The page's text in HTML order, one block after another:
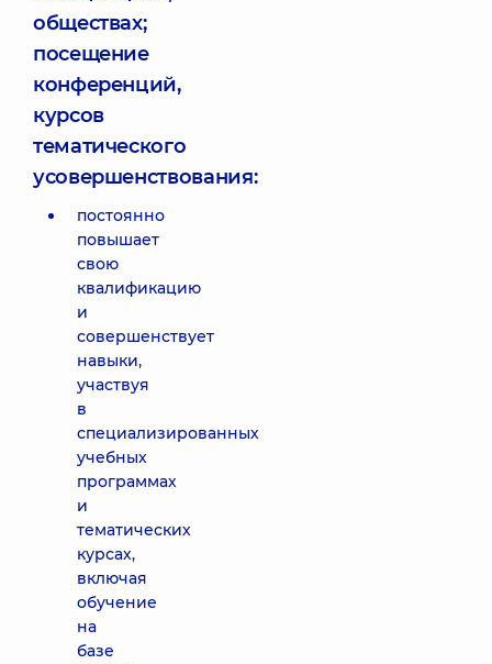
обществах;
посещение
конференций,
курсов
тематического
усовершенствования:
постоянно
повышает
свою
квалификацию
и
совершенствует
навыки,
участвуя
в
специализированных
учебных
программах
и
тематических
курсах,
включая
обучение
на
базе